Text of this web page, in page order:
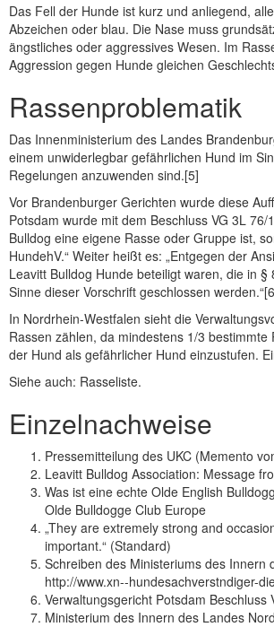
Das Fell der Hunde ist kurz und anliegend,
Abzeichen oder blau. Die Nase muss
ängstliches oder aggressives Wesen. Im
Aggression gegen Hunde gleichen
Rassenproblematik
Das Innenministerium des Landes
einem unwiderlegbar gefährlichen Hund im
Regelungen anzuwenden sind.[5]
Vor Brandenburger Gerichten wurde diese
Potsdam wurde mit dem Beschluss VG 3L
Bulldog eine eigene Rasse oder Gruppe ist,
HundehV.“ Weiter heißt es: „Entgegen der
Leavitt Bulldog Hunde beteiligt waren, die in
Sinne dieser Vorschrift geschlossen
In Nordrhein-Westfalen sieht die
Rassen zählen, da mindestens 1/3
der Hund als gefährlicher Hund einzustufen.
Siehe auch: Rasseliste.
Einzelnachweise
Pressemitteilung des UKC (Memento
Leavitt Bulldog Association: Message
Was ist eine echte Olde English
Olde Bulldogge Club Europe
„They are extremely strong and
important.“ (Standard)
Schreiben des Ministeriums des
http://www.xn--hundesachverstndiger-
Verwaltungsgericht Potsdam
Ministerium des Innern des Landes